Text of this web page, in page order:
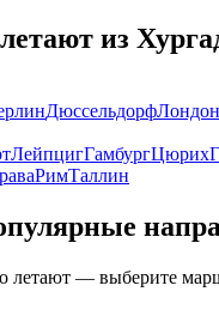
из
ДюссельдорфЛондон
ЛейпцигГамбургЦюрих
РимТаллин
летают — выберите